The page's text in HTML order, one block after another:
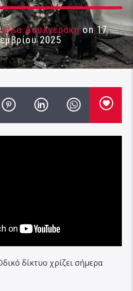
Δουλγεράκηon 17
2025
δίκτυο χρίζει σήμερα